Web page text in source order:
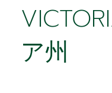
ア州